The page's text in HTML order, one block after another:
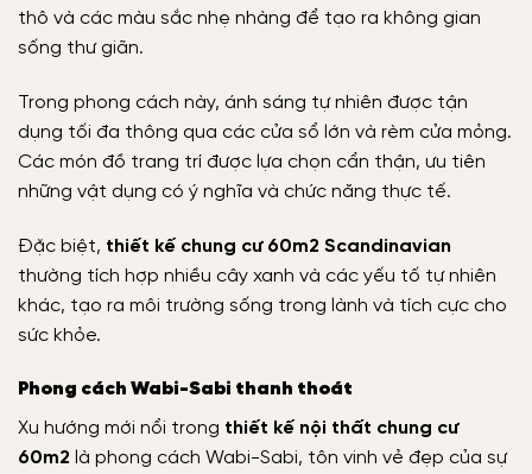
thô và các màu sắc nhẹ nhàng để tạo ra không gian
sống thư giãn.
Trong phong cách này, ánh sáng tự nhiên được tận
dụng tối đa thông qua các cửa sổ lớn và rèm cửa mỏng.
Các món đồ trang trí được lựa chọn cẩn thận, ưu tiên
những vật dụng có ý nghĩa và chức năng thực tế.
Đặc biệt, thiết kế chung cư 60m2 Scandinavian
thường tích hợp nhiều cây xanh và các yếu tố tự nhiên
khác, tạo ra môi trường sống trong lành và tích cực cho
sức khỏe.
Phong cách Wabi-Sabi thanh thoát
Xu hướng mới nổi trong thiết kế nội thất chung cư
60m2 là phong cách Wabi-Sabi, tôn vinh vẻ đẹp của sự